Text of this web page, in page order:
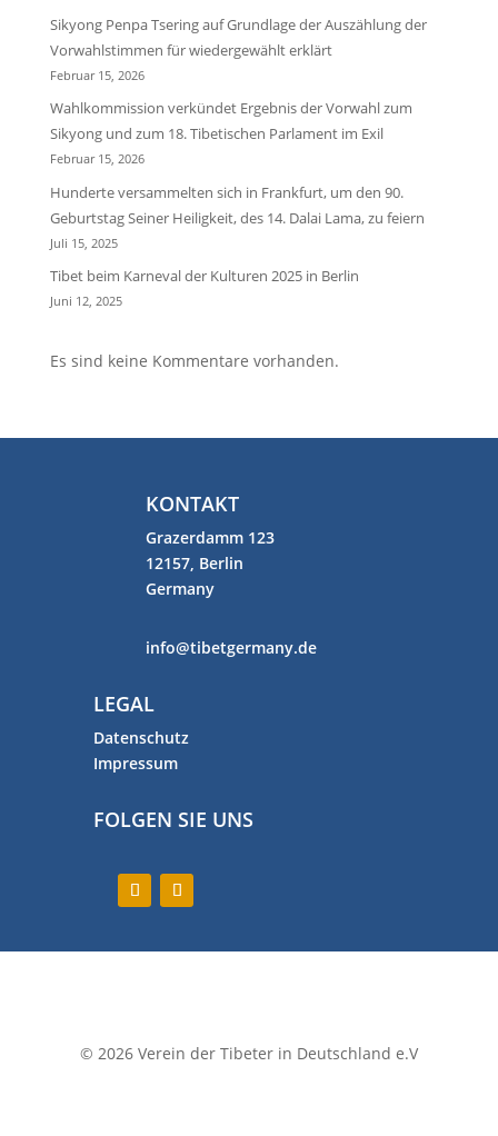
Sikyong Penpa Tsering auf Grundlage der Auszählung der
Vorwahlstimmen für wiedergewählt erklärt
Februar 15, 2026
Wahlkommission verkündet Ergebnis der Vorwahl zum
Sikyong und zum 18. Tibetischen Parlament im Exil
Februar 15, 2026
Hunderte versammelten sich in Frankfurt, um den 90.
Geburtstag Seiner Heiligkeit, des 14. Dalai Lama, zu feiern
Juli 15, 2025
Tibet beim Karneval der Kulturen 2025 in Berlin
Juni 12, 2025
Es sind keine Kommentare vorhanden.
KONTAKT
Grazerdamm 123
12157, Berlin
Germany
info@tibetgermany.de
LEGAL
Datenschutz
Impressum
FOLGEN SIE UNS
© 2026 Verein der Tibeter in Deutschland e.V